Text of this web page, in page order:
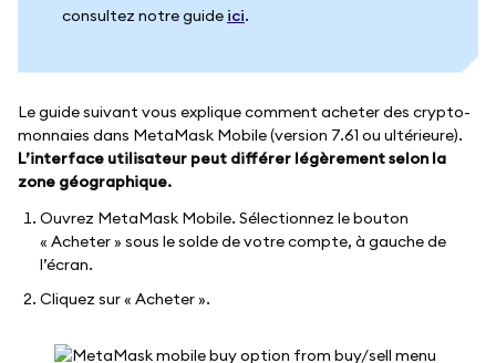
consultez notre guide ici.
Le guide suivant vous explique comment acheter des crypto-
monnaies dans MetaMask Mobile (version 7.61 ou ultérieure).
L’interface utilisateur peut différer légèrement selon la
zone géographique.
Ouvrez MetaMask Mobile. Sélectionnez le bouton
« Acheter » sous le solde de votre compte, à gauche de
l’écran.
Cliquez sur « Acheter ».